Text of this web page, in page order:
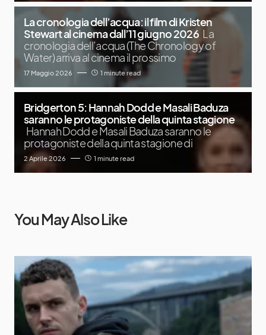
La cronologia dell’acqua: il film di Kristen
Stewart al cinema dall’11 giugno 2026 La
cronologia dell’acqua (The Chronology of
Water) arriva al cinema il prossimo
17 Maggio 2026 1 minute read
Bridgerton 5: Hannah Dodd e Masali Baduza
saranno le protagoniste della quinta stagione
Hannah Dodd e Masali Baduza saranno le
protagoniste della quinta stagione di
2 Aprile 2026 1 minute read
You May Also Like